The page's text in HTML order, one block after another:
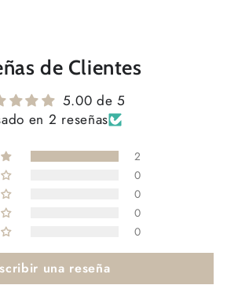
de Clientes
5.00 de 5
en 2 reseñas
2
0
0
0
0
una reseña